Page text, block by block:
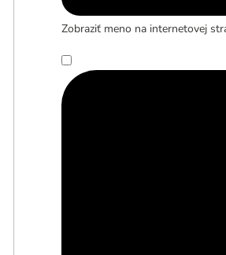
Zobraziť meno na internetovej